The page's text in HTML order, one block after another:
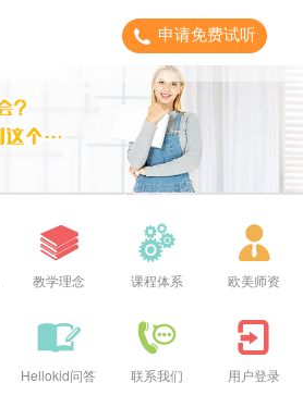
申请免费试听
教学理念 课程体系 欧美师资
Hellokid问答 联系我们 用户登录